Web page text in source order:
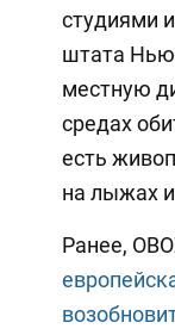
студиями
штата
местную
средах
есть
на лыжах и
Ранее,